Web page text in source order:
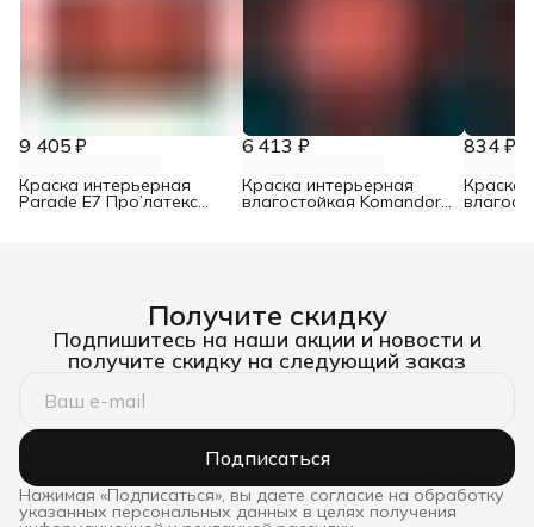
9 405 ₽
Краска интерьерная
Parade E7 Про’латекс
6 413 ₽
Краска интерьерная
влагостойкая Komandor
834 ₽
Краска
Получите скидку
Подпишитесь на наши акции и новости и
получите скидку на следующий заказ
Подписаться
Нажимая «Подписаться», вы даете согласие на обработку
указанных персональных данных в целях получения